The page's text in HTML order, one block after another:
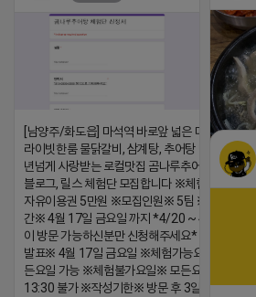
2026-
[남양주/화도읍] 마석역 바로앞 넓은 매장과, 프
라이빗한룸 물닭갈비, 삼계탕, 추어탕 맛집 10
년넘게 사랑받는 로컬맛집 곰나루추어탕에서
블로그, 릴스 체험단 모집합니다 ※체험메뉴※
자유이용권 5만원 ※모집인원※ 5팀 ※모집기
간※ 4월 17일 금요일 까지 *4/20 ~ 4/26 사
이 방문 가능하신분만 신청해주세요* ※체험단
발표※ 4월 17일 금요일 ※체험가능요일※ 모
든요일 가능 ※체험불가요일※ 모든요일 12 ~
13:30 불가 ※작성기한※ 방문 후 3일 이내 ※